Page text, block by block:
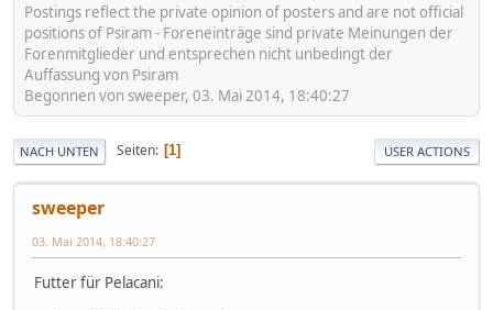
Postings reflect the private opinion of posters and are not official
positions of Psiram - Foreneinträge sind private Meinungen der
Forenmitglieder und entsprechen nicht unbedingt der
Auffassung von Psiram
Begonnen von sweeper, 03. Mai 2014, 18:40:27
NACH UNTEN Seiten 1 USER ACTIONS
sweeper
03. Mai 2014, 18:40:27
Futter für Pelacani: